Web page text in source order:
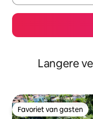
Langere
Favoriet van gasten
Favoriet van gasten